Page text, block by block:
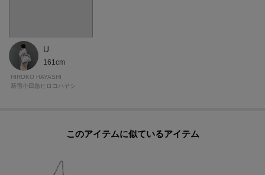
U
161cm
HIROKO HAYASHI
新宿小田急ヒロコハヤシ
このアイテムに似ているアイテム